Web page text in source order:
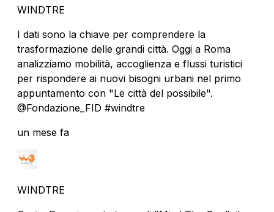
WINDTRE
I dati sono la chiave per comprendere la
trasformazione delle grandi città. Oggi a Roma
analizziamo mobilità, accoglienza e flussi turistici
per rispondere ai nuovi bisogni urbani nel primo
appuntamento con "Le città del possibile".
@Fondazione_FID #windtre
un mese fa
WINDTRE